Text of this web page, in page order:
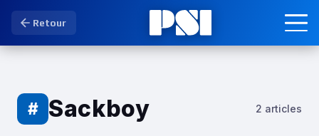
Retour
# Sackboy 2 articles